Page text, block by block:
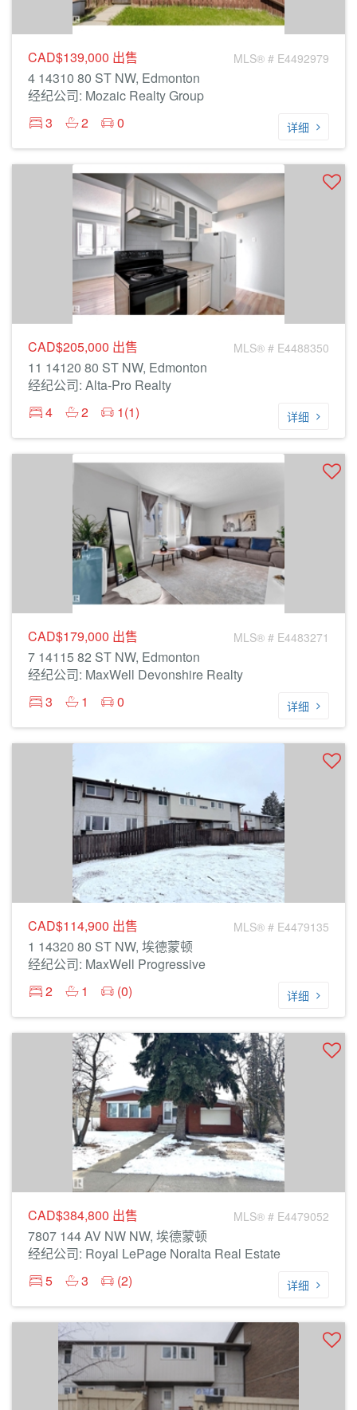
CAD$139,000 出售 MLS® # E4492979
4 14310 80 ST NW, Edmonton
经纪公司: Mozaic Realty Group
3
2 0 详细
CAD$205,000 出售 MLS® # E4488350
11 14120 80 ST NW, Edmonton
经纪公司: Alta-Pro Realty
4
2 1(1) 详细
CAD$179,000 出售 MLS® # E4483271
7 14115 82 ST NW, Edmonton
经纪公司: MaxWell Devonshire Realty
3
1 0 详细
CAD$114,900 出售 MLS® # E4479135
1 14320 80 ST NW, 埃德蒙顿
经纪公司: MaxWell Progressive
2
1 (0) 详细
CAD$384,800 出售 MLS® # E4479052
7807 144 AV NW NW, 埃德蒙顿
经纪公司: Royal LePage Noralta Real Estate
5
3 (2) 详细